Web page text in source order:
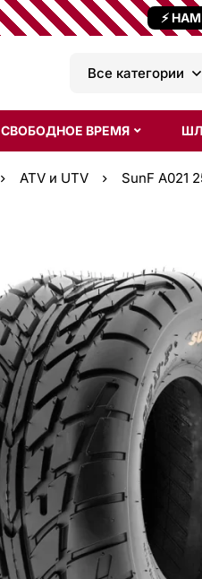
⚡
СВОБОДНОЕ ВРЕМЯ
ATV и UTV SunF A021